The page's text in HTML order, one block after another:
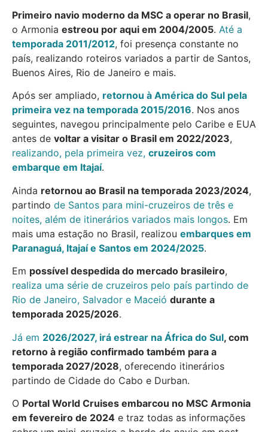
Primeiro navio moderno da MSC a operar no Brasil,
o Armonia estreou por aqui em 2004/2005. Até a
temporada 2011/2012, foi presença constante no
país, realizando roteiros variados a partir de Santos,
Buenos Aires, Rio de Janeiro e mais.
Após ser ampliado, retornou à América do Sul pela
primeira vez na temporada 2015/2016. Nos anos
seguintes, navegou principalmente pelo Caribe e EUA
antes de voltar a visitar o Brasil em 2022/2023,
realizando, pela primeira vez, cruzeiros com
embarque em Itajaí.
Ainda retornou ao Brasil na temporada 2023/2024,
partindo de Santos para mini-cruzeiros de três e
noites, além de itinerários variados mais longos. Em
mais uma estação no Brasil, realizou embarques em
Paranaguá, Itajaí e Santos em 2024/2025.
Em possível despedida do mercado brasileiro,
realiza uma série de cruzeiros pelo país partindo de
Rio de Janeiro, Salvador e Maceió durante a
temporada 2025/2026.
Já em 2026/2027, irá estrear na África do Sul, com
retorno à região confirmado também para a
temporada 2027/2028, oferecendo itinerários
partindo de Cidade do Cabo e Durban.
O Portal World Cruises embarcou no MSC Armonia
em fevereiro de 2024 e traz todas as informações